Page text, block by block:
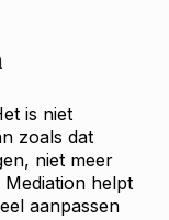
is niet
zoals dat
niet meer
Mediation helpt
aanpassen